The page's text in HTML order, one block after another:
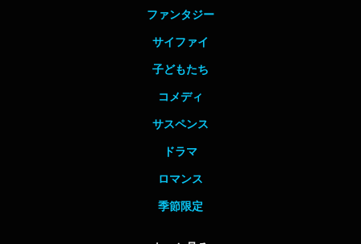
ファンタジー
サイファイ
子どもたち
コメディ
サスペンス
ドラマ
ロマンス
季節限定